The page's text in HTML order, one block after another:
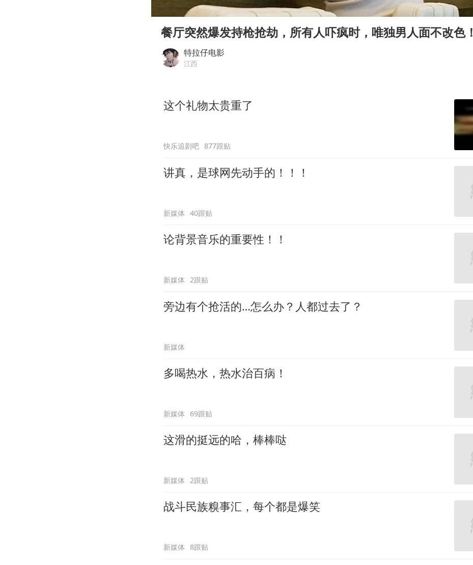
香港宏福苑火灾或由烟头引起
浙江台州《告全体市民书》
董璇小酒窝朵朵为佟丽娅庆生
餐厅突然爆发持枪抢劫，所有人吓疯时，唯独男人面不改色！
特拉仔电影
江西
这个礼物太贵重了
快乐追剧吧 877跟贴
讲真，是球网先动手的！！！
新媒体 40跟贴
论背景音乐的重要性！！
新媒体 2跟贴
旁边有个抢活的…怎么办？人都过去了？
新媒体
多喝热水，热水治百病！
新媒体 69跟贴
这滑的挺远的哈，棒棒哒
新媒体 2跟贴
战斗民族糗事汇，每个都是爆笑
新媒体 8跟贴